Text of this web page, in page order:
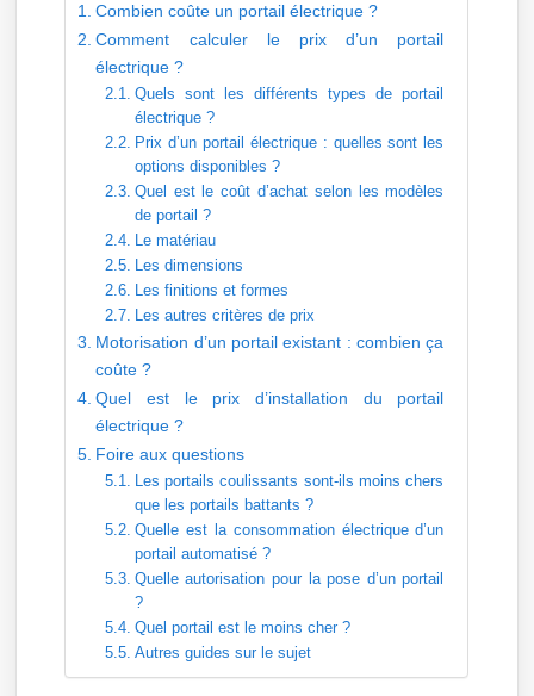
Combien coûte un portail électrique ?
Comment calculer le prix d’un portail
électrique ?
Quels sont les différents types de portail
électrique ?
Prix d’un portail électrique : quelles sont les
options disponibles ?
Quel est le coût d’achat selon les modèles
de portail ?
Le matériau
Les dimensions
Les finitions et formes
Les autres critères de prix
Motorisation d’un portail existant : combien ça
coûte ?
Quel est le prix d’installation du portail
électrique ?
Foire aux questions
Les portails coulissants sont-ils moins chers
que les portails battants ?
Quelle est la consommation électrique d’un
portail automatisé ?
Quelle autorisation pour la pose d’un portail
?
Quel portail est le moins cher ?
Autres guides sur le sujet